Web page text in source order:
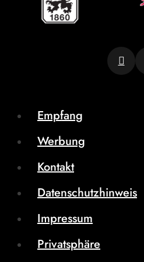
Empfang
Werbung
Kontakt
Datenschutzhinweis
Impressum
Privatsphäre